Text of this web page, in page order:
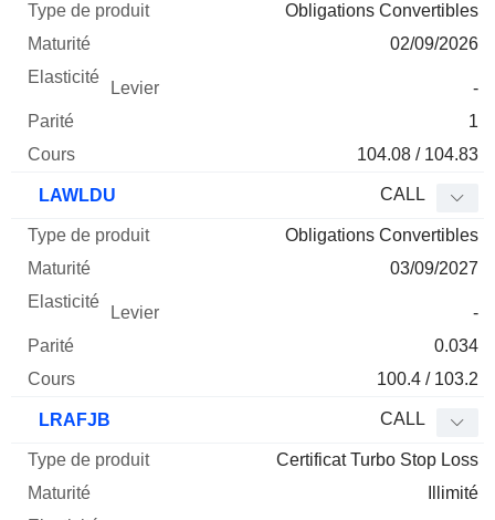
Obligations Convertibles
02/09/2026
-
1
104.08 / 104.83
LAWLDU CALL
Obligations Convertibles
03/09/2027
-
0.034
100.4 / 103.2
LRAFJB CALL
Certificat Turbo Stop Loss
Illimité